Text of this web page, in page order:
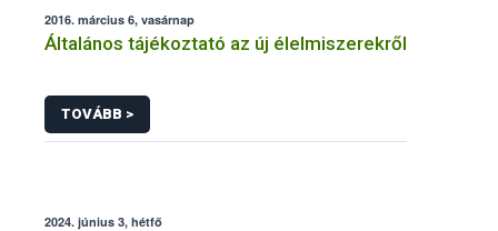
2016. március 6, vasárnap
Általános tájékoztató az új élelmiszerekről
TOVÁBB >
2024. június 3, hétfő